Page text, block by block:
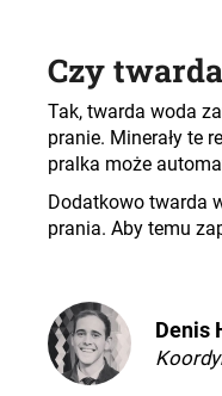
Czy
Tak, twarda woda
pranie. Minerały te
pralka może
Dodatkowo twarda
prania. Aby temu
Denis